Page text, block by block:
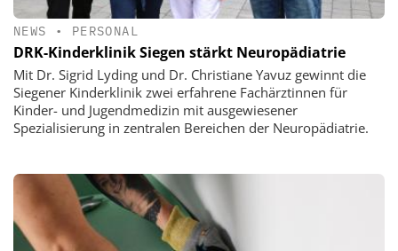
NEWS • PERSONAL
DRK-Kinderklinik Siegen stärkt Neuropädiatrie
Mit Dr. Sigrid Lyding und Dr. Christiane Yavuz gewinnt die
Siegener Kinderklinik zwei erfahrene Fachärztinnen für
Kinder- und Jugendmedizin mit ausgewiesener
Spezialisierung in zentralen Bereichen der Neuropädiatrie.